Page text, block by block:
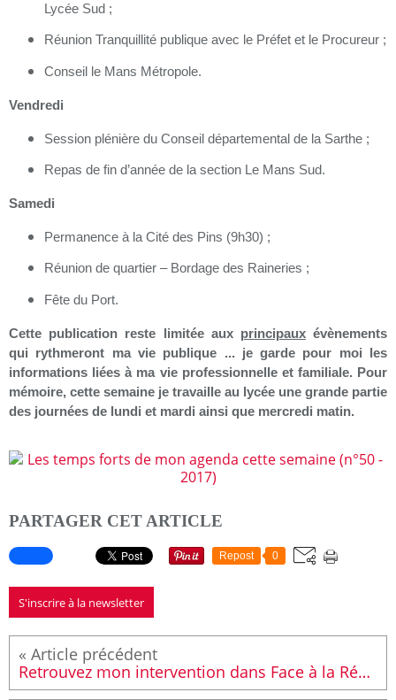
Lycée Sud ;
Réunion Tranquillité publique avec le Préfet et le Procureur ;
Conseil le Mans Métropole.
Vendredi
Session plénière du Conseil départemental de la Sarthe ;
Repas de fin d’année de la section Le Mans Sud.
Samedi
Permanence à la Cité des Pins (9h30) ;
Réunion de quartier – Bordage des Raineries ;
Fête du Port.
Cette publication reste limitée aux principauxévènements
qui rythmeront ma vie publique ... je garde pour moi les
informations liées à ma vie professionnelle et familiale. Pour
mémoire, cette semaine je travaille au lycée une grande partie
des journées de lundi et mardi ainsi que mercredi matin.
PARTAGER CET ARTICLE
Repost 0
S'inscrire à la newsletter
Retrouvez mon intervention dans Face à la Rédac sur LMTV